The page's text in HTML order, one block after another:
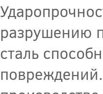
разрушению
сталь